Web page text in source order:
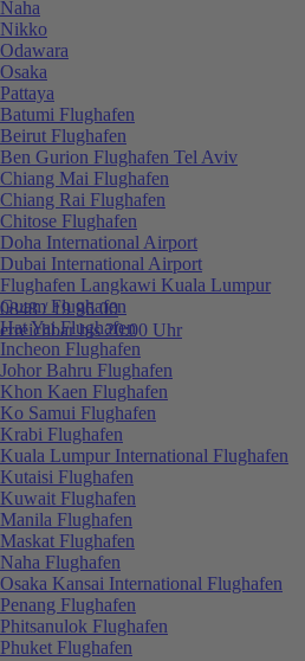
0848 / 19 96 00
erreichbar bis 20:00 Uhr
Naha
Nikko
Odawara
Osaka
Pattaya
Batumi Flughafen
Beirut Flughafen
Ben Gurion Flughafen Tel Aviv
Chiang Mai Flughafen
Chiang Rai Flughafen
Chitose Flughafen
Doha International Airport
Dubai International Airport
Flughafen Langkawi Kuala Lumpur
Guam Flughafen
Hat Yai Flughafen
Incheon Flughafen
Johor Bahru Flughafen
Khon Kaen Flughafen
Ko Samui Flughafen
Krabi Flughafen
Kuala Lumpur International Flughafen
Kutaisi Flughafen
Kuwait Flughafen
Manila Flughafen
Maskat Flughafen
Naha Flughafen
Osaka Kansai International Flughafen
Penang Flughafen
Phitsanulok Flughafen
Phuket Flughafen